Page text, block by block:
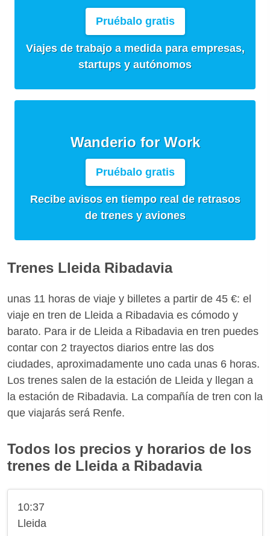
Pruébalo gratis
Viajes de trabajo a medida para empresas,
startups y autónomos
Wanderio for Work
Pruébalo gratis
Recibe avisos en tiempo real de retrasos
de trenes y aviones
Trenes Lleida Ribadavia
unas 11 horas de viaje y billetes a partir de 45 €: el
viaje en tren de Lleida a Ribadavia es cómodo y
barato. Para ir de Lleida a Ribadavia en tren puedes
contar con 2 trayectos diarios entre las dos
ciudades, aproximadamente uno cada unas 6 horas.
Los trenes salen de la estación de Lleida y llegan a
la estación de Ribadavia. La compañía de tren con la
que viajarás será Renfe.
Todos los precios y horarios de los
trenes de Lleida a Ribadavia
10:37
Lleida